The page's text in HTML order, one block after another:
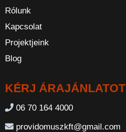
Rólunk
Kapcsolat
Projektjeink
Blog
KÉRJ ÁRAJÁNLATOT
06 70 164 4000
providomuszkft@gmail.com